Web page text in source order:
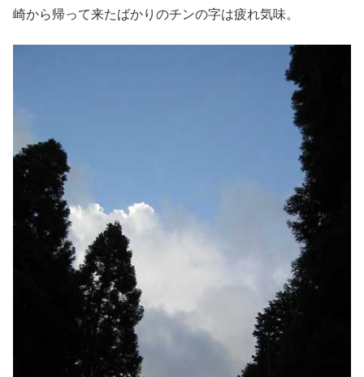
崎から帰って来たばかりのチンの字は疲れ気味。